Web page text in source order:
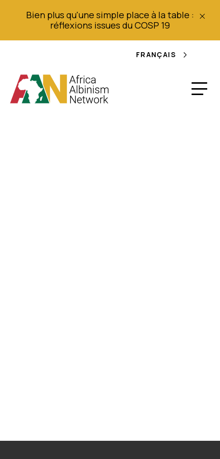
Bien plus qu'une simple place à la table :
réflexions issues du COSP 19
FRANÇAIS